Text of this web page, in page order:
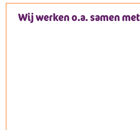
Wij werken o.a. samen